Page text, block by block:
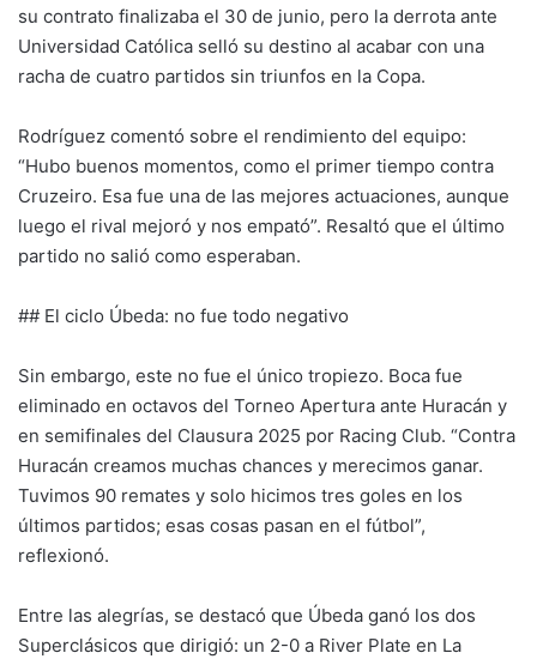
su contrato finalizaba el 30 de junio, pero la derrota ante
Universidad Católica selló su destino al acabar con una
racha de cuatro partidos sin triunfos en la Copa.
Rodríguez comentó sobre el rendimiento del equipo:
“Hubo buenos momentos, como el primer tiempo contra
Cruzeiro. Esa fue una de las mejores actuaciones, aunque
luego el rival mejoró y nos empató”. Resaltó que el último
partido no salió como esperaban.
## El ciclo Úbeda: no fue todo negativo
Sin embargo, este no fue el único tropiezo. Boca fue
eliminado en octavos del Torneo Apertura ante Huracán y
en semifinales del Clausura 2025 por Racing Club. “Contra
Huracán creamos muchas chances y merecimos ganar.
Tuvimos 90 remates y solo hicimos tres goles en los
últimos partidos; esas cosas pasan en el fútbol”,
reflexionó.
Entre las alegrías, se destacó que Úbeda ganó los dos
Superclásicos que dirigió: un 2-0 a River Plate en La